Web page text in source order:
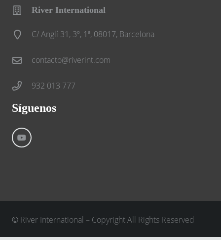
River International
C/ Anglí 31, 3º, 1ª, 08017, Barcelona
contacto@riverint.com
932 013 777
Síguenos
© River International – Copyright All Rights Reserved